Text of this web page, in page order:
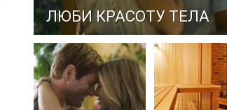
ЛЮБИ КРАСОТУ ТЕЛА